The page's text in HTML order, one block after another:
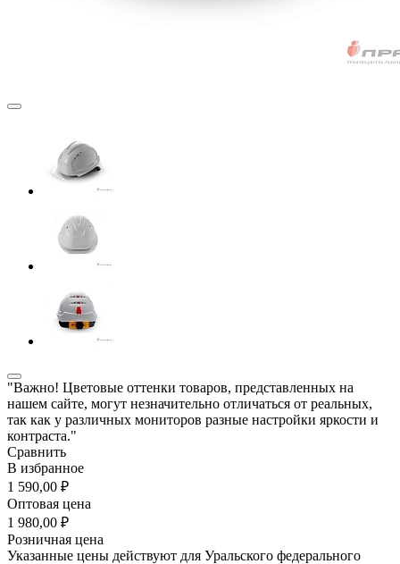
"Важно! Цветовые оттенки товаров, представленных на
нашем сайте, могут незначительно отличаться от реальных,
так как у различных мониторов разные настройки яркости и
контраста."
Сравнить
В избранное
1 590,00 ₽
Оптовая цена
1 980,00 ₽
Розничная цена
Указанные цены действуют для Уральского федерального